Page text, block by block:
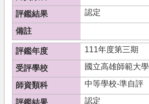
認定
111年度第三期
國立高雄師範大學
中等學校-準自評
認定